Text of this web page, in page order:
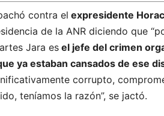
contra el expresidente
de la ANR diciendo que
Jara es el jefe del crimen
ya estaban cansados de ese
corrupto,
teníamos la razón”, se jactó.